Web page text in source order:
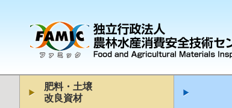
肥料・土壌
改良資材